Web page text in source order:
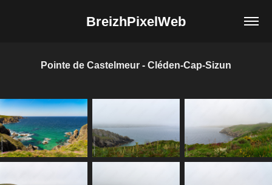
BreizhPixelWeb
Pointe de Castelmeur - Cléden-Cap-Sizun